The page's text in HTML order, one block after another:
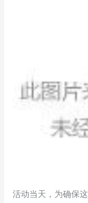
活动当天，为确保